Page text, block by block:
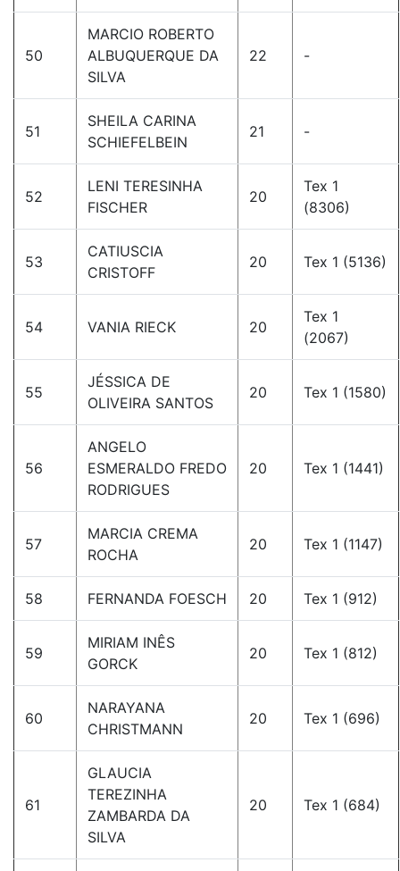
50
MARCIO ROBERTO
ALBUQUERQUE DA
SILVA
22 -
51
SHEILA CARINA
SCHIEFELBEIN
21 -
52
LENI TERESINHA
FISCHER
20
Tex 1
(8306)
53
CATIUSCIA
CRISTOFF
20 Tex 1 (5136)
54 VANIA RIECK 20
Tex 1
(2067)
55
JÉSSICA DE
OLIVEIRA SANTOS
20 Tex 1 (1580)
56
ANGELO
ESMERALDO FREDO
RODRIGUES
20 Tex 1 (1441)
57
MARCIA CREMA
ROCHA
20 Tex 1 (1147)
58 FERNANDA FOESCH 20 Tex 1 (912)
59
MIRIAM INÊS
GORCK
20 Tex 1 (812)
60
NARAYANA
CHRISTMANN
20 Tex 1 (696)
61
GLAUCIA
TEREZINHA
ZAMBARDA DA
SILVA
20 Tex 1 (684)